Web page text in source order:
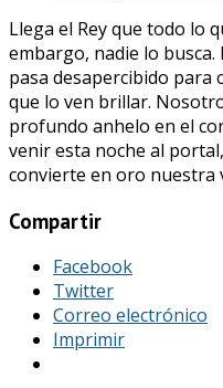
Llega el Rey que todo lo
embargo, nadie lo busca.
pasa desapercibido para
que lo ven brillar.
profundo anhelo en el
venir esta noche al
convierte en oro nuestra
Compartir
Facebook
Twitter
Correo electrónico
Imprimir